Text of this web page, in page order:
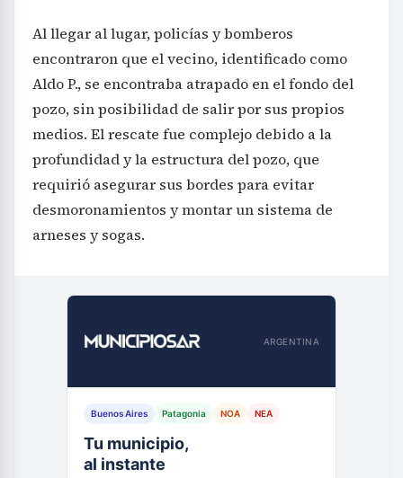
Al llegar al lugar, policías y bomberos
encontraron que el vecino, identificado como
Aldo P., se encontraba atrapado en el fondo del
pozo, sin posibilidad de salir por sus propios
medios. El rescate fue complejo debido a la
profundidad y la estructura del pozo, que
requirió asegurar sus bordes para evitar
desmoronamientos y montar un sistema de
arneses y sogas.
ARGENTINA
Buenos Aires Patagonia NOA NEA
Tu municipio,
al instante